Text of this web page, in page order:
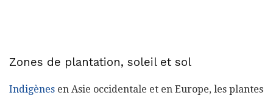
Zones de plantation, soleil et sol
Indigènes en Asie occidentale et en Europe, les plantes